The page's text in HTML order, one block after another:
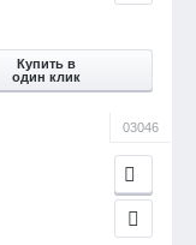
Купить в
один клик
03046